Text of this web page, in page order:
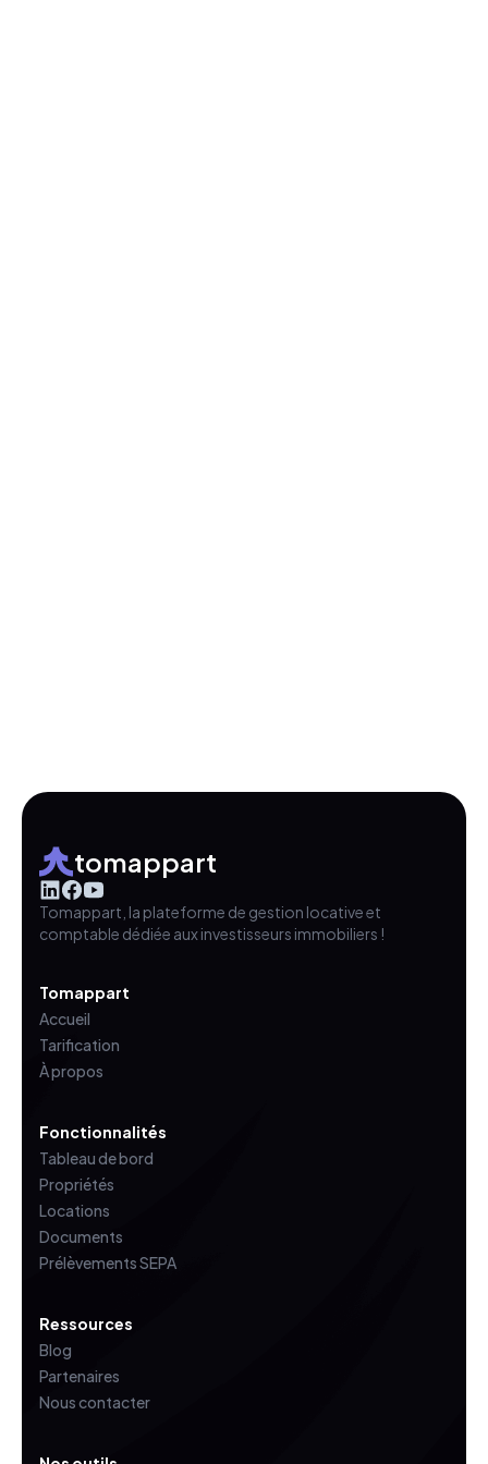
tomappart
Tomappart, la plateforme de gestion locative et
comptable dédiée aux investisseurs immobiliers !
Tomappart
Accueil
Tarification
À propos
Fonctionnalités
Tableau de bord
Propriétés
Locations
Documents
Prélèvements SEPA
Ressources
Blog
Partenaires
Nous contacter